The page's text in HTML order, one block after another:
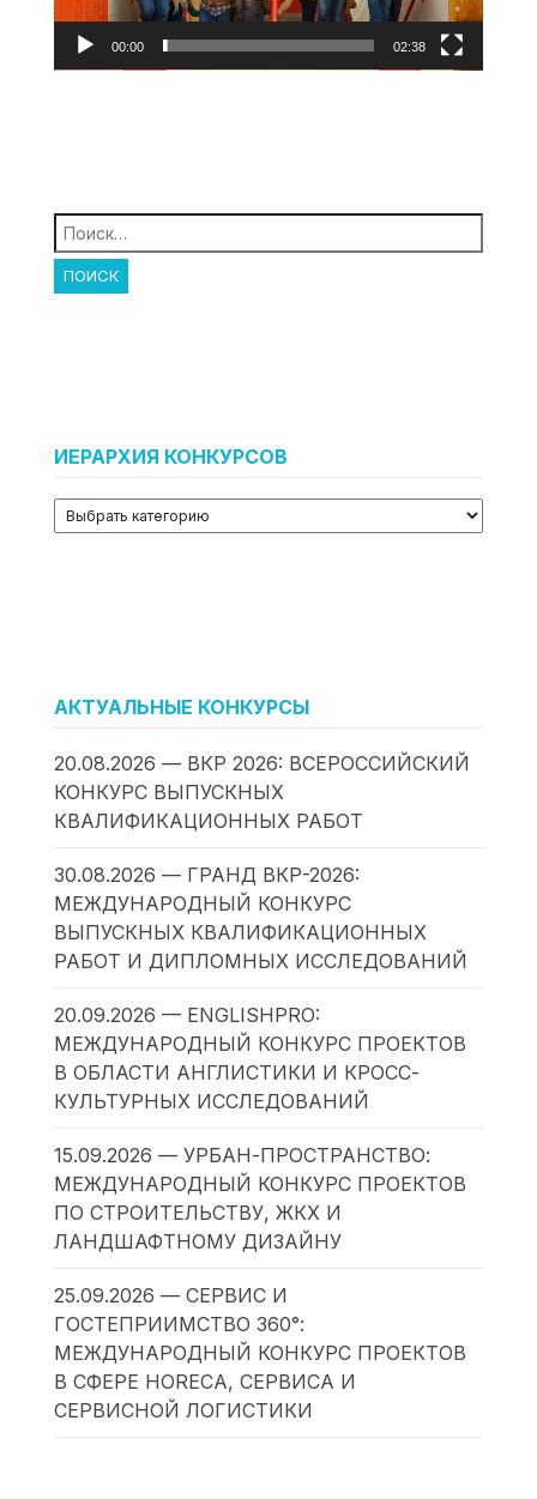
00:00 02:38
Найти:
ИЕРАРХИЯ КОНКУРСОВ
АКТУАЛЬНЫЕ КОНКУРСЫ
20.08.2026 — ВКР 2026: ВСЕРОССИЙСКИЙ
КОНКУРС ВЫПУСКНЫХ
КВАЛИФИКАЦИОННЫХ РАБОТ
30.08.2026 — ГРАНД ВКР-2026:
МЕЖДУНАРОДНЫЙ КОНКУРС
ВЫПУСКНЫХ КВАЛИФИКАЦИОННЫХ
РАБОТ И ДИПЛОМНЫХ ИССЛЕДОВАНИЙ
20.09.2026 — ENGLISHPRO:
МЕЖДУНАРОДНЫЙ КОНКУРС ПРОЕКТОВ
В ОБЛАСТИ АНГЛИСТИКИ И КРОСС-
КУЛЬТУРНЫХ ИССЛЕДОВАНИЙ
15.09.2026 — УРБАН-ПРОСТРАНСТВО:
МЕЖДУНАРОДНЫЙ КОНКУРС ПРОЕКТОВ
ПО СТРОИТЕЛЬСТВУ, ЖКХ И
ЛАНДШАФТНОМУ ДИЗАЙНУ
25.09.2026 — СЕРВИС И
ГОСТЕПРИИМСТВО 360°:
МЕЖДУНАРОДНЫЙ КОНКУРС ПРОЕКТОВ
В СФЕРЕ HORECA, СЕРВИСА И
СЕРВИСНОЙ ЛОГИСТИКИ